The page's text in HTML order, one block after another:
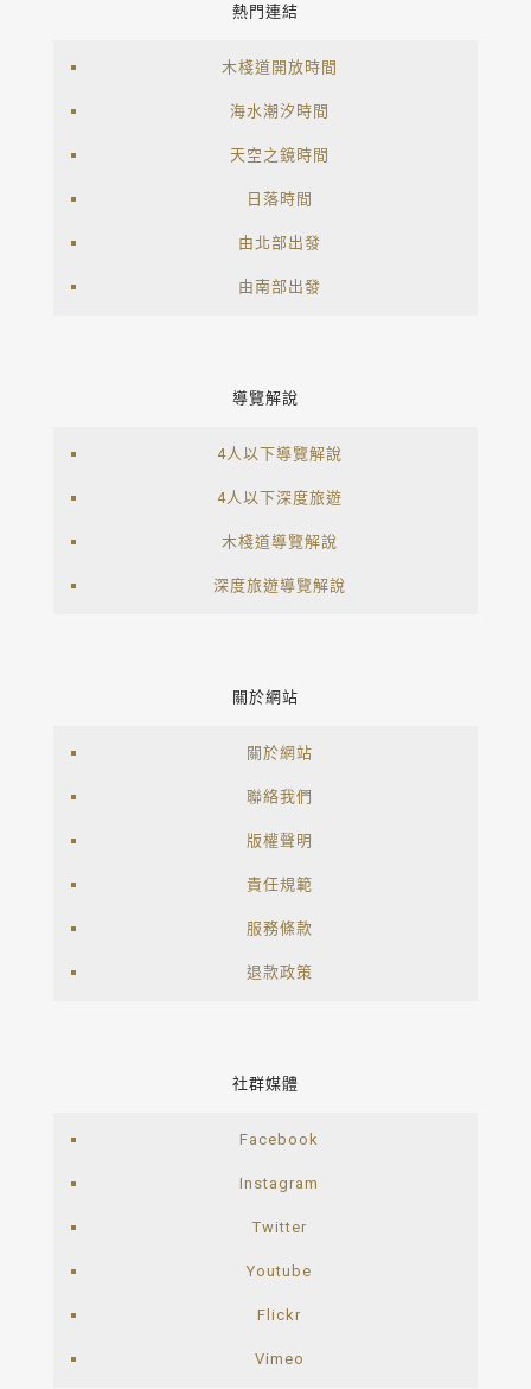
熱門連結
木棧道開放時間
海水潮汐時間
天空之鏡時間
日落時間
由北部出發
由南部出發
導覽解說
4人以下導覽解說
4人以下深度旅遊
木棧道導覽解說
深度旅遊導覽解說
關於網站
關於網站
聯絡我們
版權聲明
責任規範
服務條款
退款政策
社群媒體
Facebook
Instagram
Twitter
Youtube
Flickr
Vimeo